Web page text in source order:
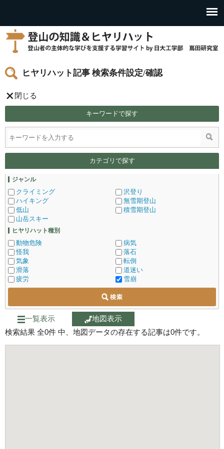
ヒヤリハット記事 検索条件設定/確認
閉じる
キーワードで探す
カテゴリで探す
ジャンル
クライミング
ハイキング
低山
山岳スキー
沢登り
無雪期登山
積雪期登山
ヒヤリハット種別
動物危険
怪我
気象
滑落
疲労
病気
落石
転倒
道迷い
雪崩
一覧表示 地図表示
検索結果 全0件 中、地図データの存在する記事は0件です。